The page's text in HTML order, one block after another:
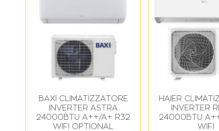
BAXI CLIMATIZZATORE
INVERTER ASTRA
24000BTU A++/A+ R32
WIFI OPTIONAL
HAIER
INVERTER
24000BTU
WIFI